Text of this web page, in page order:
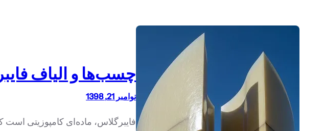
چسب‌ها و الیاف
نوامبر 21, 1398
فایبرگلاس، ماده‌ای کامپوزیتی